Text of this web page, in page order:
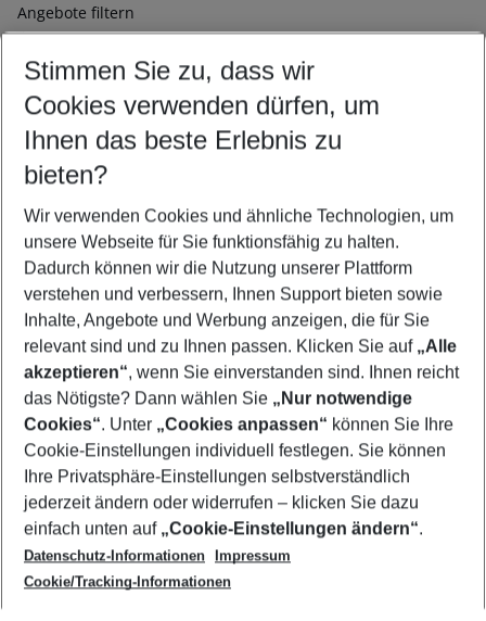
Angebote filtern
Ändern Sie Ihre Kriterien nach Ihren Wünschen
Abflughafen wählen
Beliebiger Abflughafen
Reisezeitraum wählen
10.08.26– 08.08.27 5-8 Nächte
2 Erwachsene Keine Kinder
Mehr Filter anzeigen
Footer
Footer navigation
Über uns
AGB
Cookie-Einstellungen ändern
Cookie-Richtlinie
Datenschutz
Service & Hilfe
Barrierefreies Reisen
Check-in
Folgen Sie uns
Stimmen Sie zu, dass wir
Cookies verwenden dürfen, um
Ihnen das beste Erlebnis zu
bieten?
Wir verwenden Cookies und ähnliche Technologien, um
unsere Webseite für Sie funktionsfähig zu halten.
Dadurch können wir die Nutzung unserer Plattform
verstehen und verbessern, Ihnen Support bieten sowie
Inhalte, Angebote und Werbung anzeigen, die für Sie
relevant sind und zu Ihnen passen. Klicken Sie auf „Alle
akzeptieren“, wenn Sie einverstanden sind. Ihnen reicht
das Nötigste? Dann wählen Sie „Nur notwendige
Cookies“. Unter „Cookies anpassen“ können Sie Ihre
Cookie-Einstellungen individuell festlegen. Sie können
Ihre Privatsphäre-Einstellungen selbstverständlich
jederzeit ändern oder widerrufen – klicken Sie dazu
einfach unten auf „Cookie-Einstellungen ändern“.
Datenschutz-Informationen
Impressum
Cookie/Tracking-Informationen